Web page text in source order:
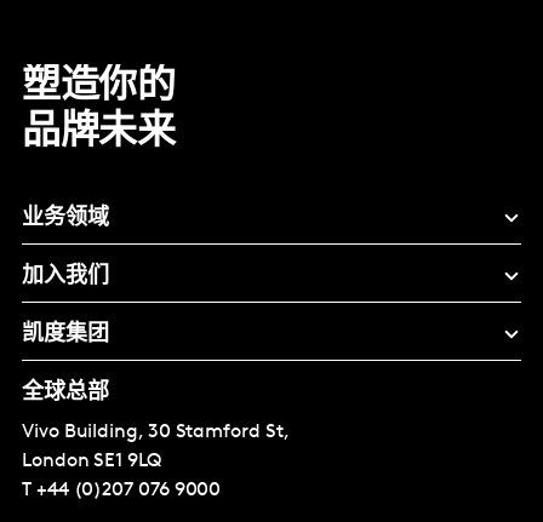
塑造你的
品牌未来
业务领域
加入我们
凯度集团
全球总部
Vivo Building, 30 Stamford St,
London SE1 9LQ
T +44 (0)207 076 9000